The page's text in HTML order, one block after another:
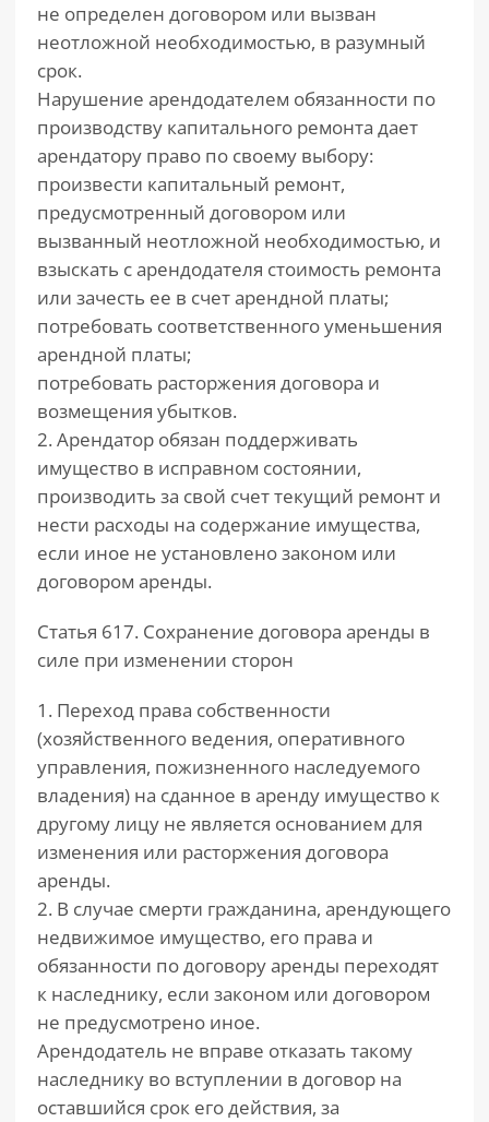
не определен договором или вызван
неотложной необходимостью, в разумный
срок.
Нарушение арендодателем обязанности по
производству капитального ремонта дает
арендатору право по своему выбору:
произвести капитальный ремонт,
предусмотренный договором или
вызванный неотложной необходимостью, и
взыскать с арендодателя стоимость ремонта
или зачесть ее в счет арендной платы;
потребовать соответственного уменьшения
арендной платы;
потребовать расторжения договора и
возмещения убытков.
2. Арендатор обязан поддерживать
имущество в исправном состоянии,
производить за свой счет текущий ремонт и
нести расходы на содержание имущества,
если иное не установлено законом или
договором аренды.
Статья 617. Сохранение договора аренды в
силе при изменении сторон
1. Переход права собственности
(хозяйственного ведения, оперативного
управления, пожизненного наследуемого
владения) на сданное в аренду имущество к
другому лицу не является основанием для
изменения или расторжения договора
аренды.
2. В случае смерти гражданина, арендующего
недвижимое имущество, его права и
обязанности по договору аренды переходят
к наследнику, если законом или договором
не предусмотрено иное.
Арендодатель не вправе отказать такому
наследнику во вступлении в договор на
оставшийся срок его действия, за